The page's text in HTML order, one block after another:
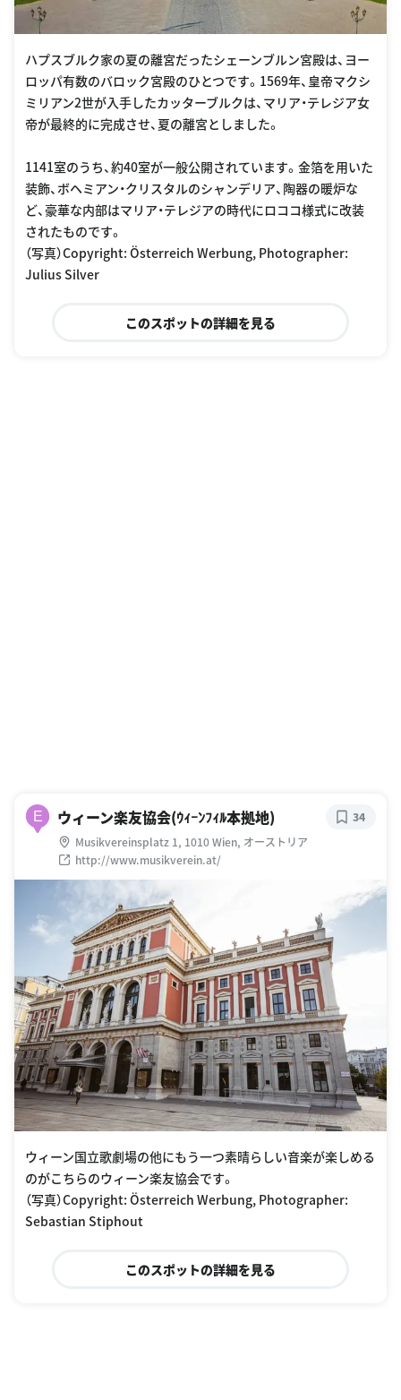
ハプスブルク家の夏の離宮だったシェーンブルン宮殿は、ヨー
ロッパ有数のバロック宮殿のひとつです。1569年、皇帝マクシ
ミリアン2世が入手したカッターブルクは、マリア・テレジア女
帝が最終的に完成させ、夏の離宮としました。
1141室のうち、約40室が一般公開されています。金箔を用いた
装飾、ボヘミアン・クリスタルのシャンデリア、陶器の暖炉な
ど、豪華な内部はマリア・テレジアの時代にロココ様式に改装
されたものです。
（写真）Copyright: Österreich Werbung, Photographer:
Julius Silver
このスポットの詳細を見る
E ウィーン楽友協会(ｳｨｰﾝﾌｨﾙ本拠地)
Musikvereinsplatz 1, 1010 Wien, オーストリア
http://www.musikverein.at/
34
ウィーン国立歌劇場の他にもう一つ素晴らしい音楽が楽しめる
のがこちらのウィーン楽友協会です。
（写真）Copyright: Österreich Werbung, Photographer:
Sebastian Stiphout
このスポットの詳細を見る